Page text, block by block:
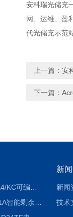
安科瑞光储充
网、运维、盈
代光储充示范
上一篇： 安
下一篇：
新
新闻
技术